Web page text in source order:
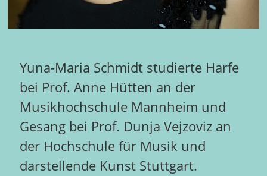
Yuna-Maria Schmidt studierte Harfe
bei Prof. Anne Hütten an der
Musikhochschule Mannheim und
Gesang bei Prof. Dunja Vejzoviz an
der Hochschule für Musik und
darstellende Kunst Stuttgart.